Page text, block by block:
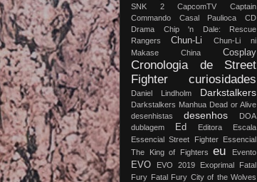
SNK 2
CapcomTV
Captain
Commando
Casal Paulioca
CD
Drama
Chip 'n Dale: Rescue
Rangers
Chun-Li
Chun-Li ni
Makase China
Cosplay
Cronologia de Street
Fighter
curiosidades
Daniel Lindholm Darkstalkers
Darkstalkers Manhua Dead or Alive
desenhistas
desenhos
DOA
dublagem
Ed
Editora Escala
Essencial Street Fighter
Essencial
The King of Fighters
eu Evento
EVO EVO 2019 Exoprimal
Fatal
Fury Fatal Fury City of the Wolves